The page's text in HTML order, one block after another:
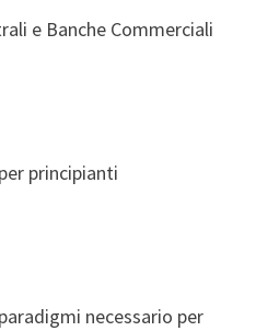
e Banche Commerciali
principianti
necessario per